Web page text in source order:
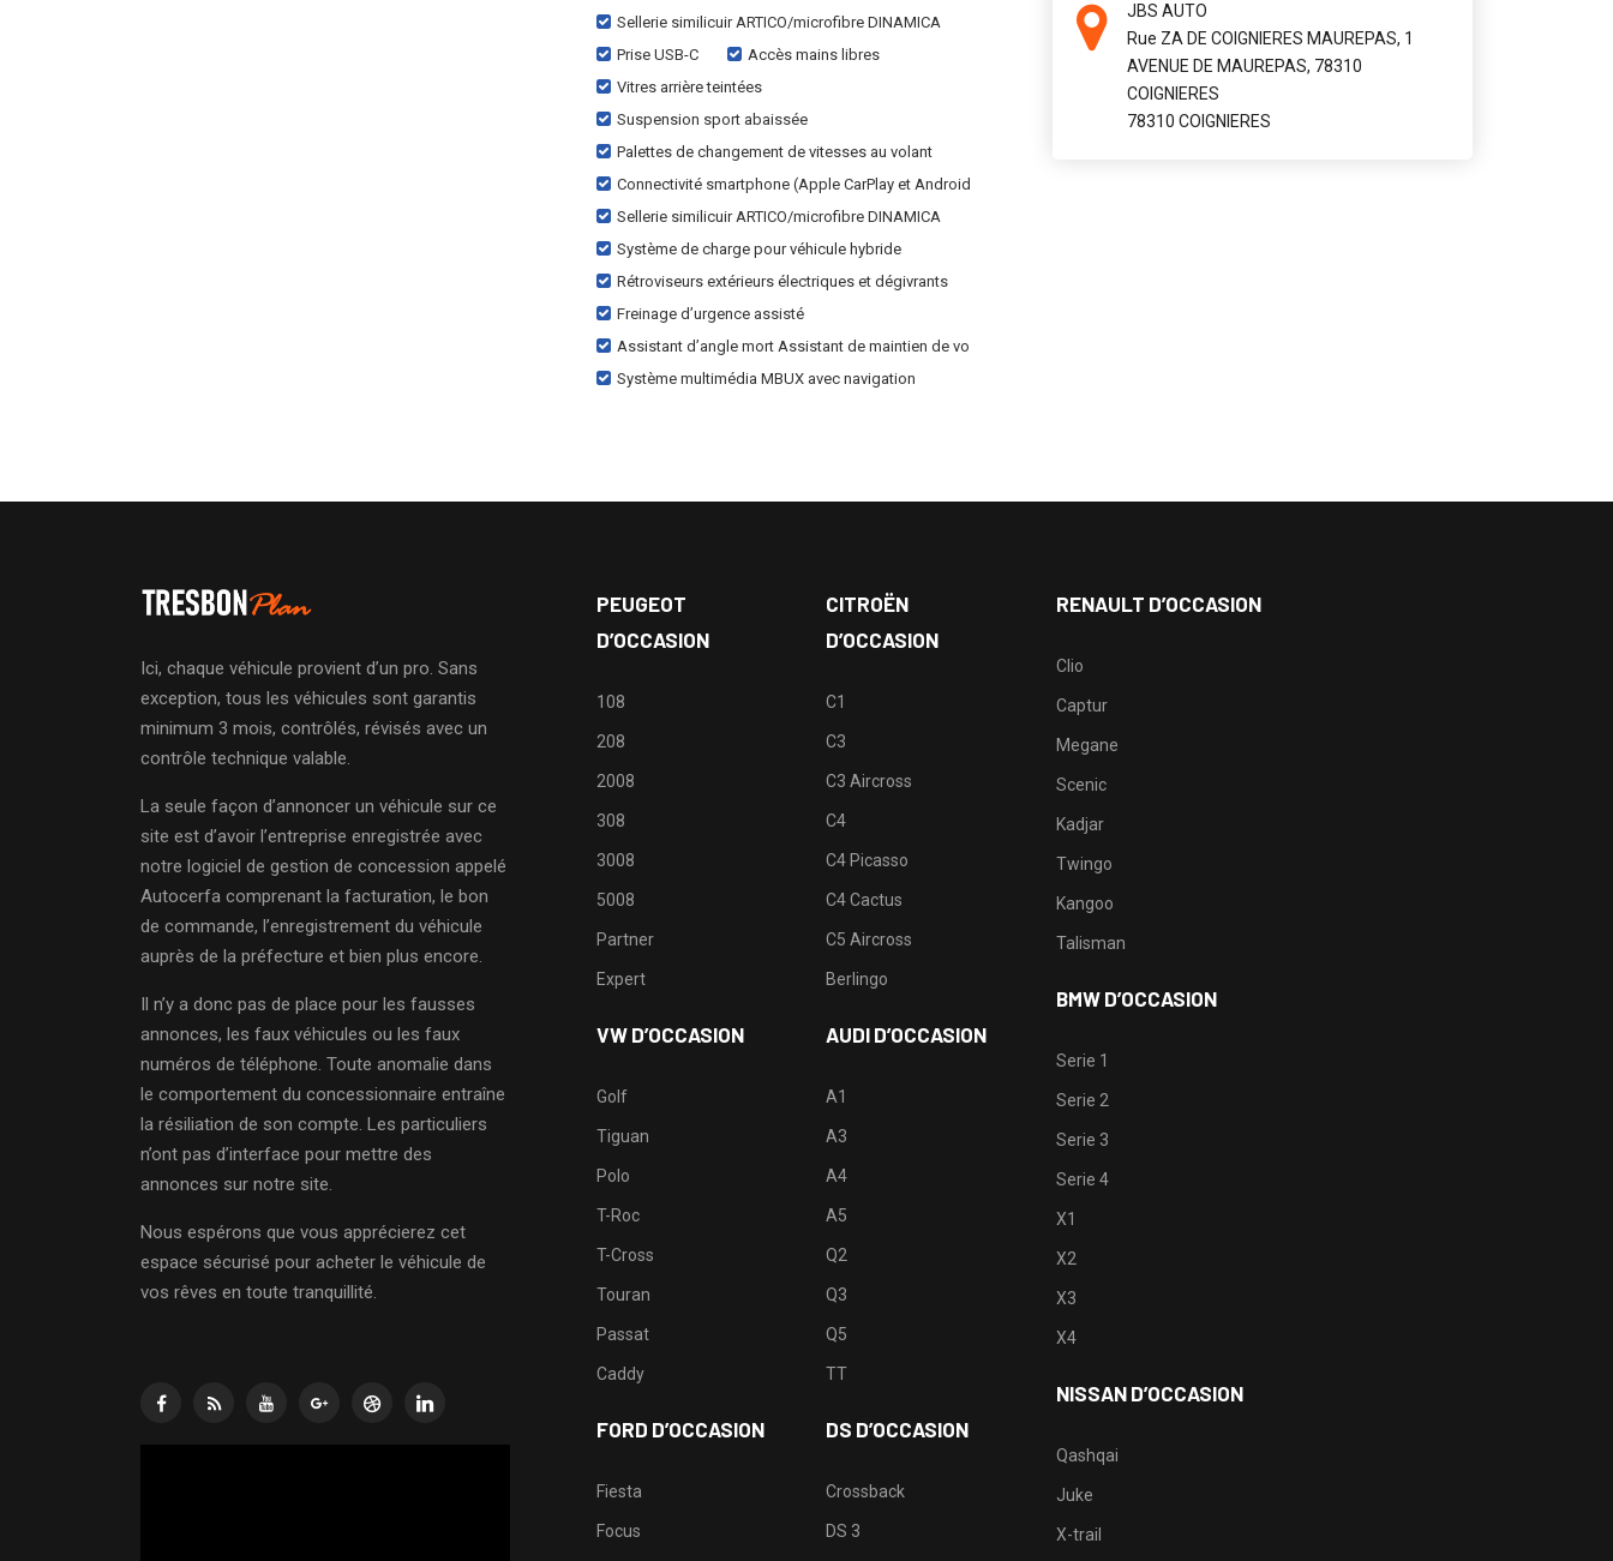
Sellerie similicuir ARTICO/microfibre DINAMICA
Prise USB-C
Accès mains libres
Vitres arrière teintées
Suspension sport abaissée
Palettes de changement de vitesses au volant
Connectivité smartphone (Apple CarPlay et Android
Sellerie similicuir ARTICO/microfibre DINAMICA
Système de charge pour véhicule hybride
Rétroviseurs extérieurs électriques et dégivrants
Freinage d’urgence assisté
Assistant d’angle mort Assistant de maintien de vo
Système multimédia MBUX avec navigation
JBS AUTO
Rue ZA DE COIGNIERES MAUREPAS, 1
AVENUE DE MAUREPAS, 78310
COIGNIERES
78310 COIGNIERES
Ici, chaque véhicule provient d’un pro. Sans
exception, tous les véhicules sont garantis
minimum 3 mois, contrôlés, révisés avec un
contrôle technique valable.
La seule façon d’annoncer un véhicule sur ce
site est d’avoir l’entreprise enregistrée avec
notre logiciel de gestion de concession appelé
Autocerfa comprenant la facturation, le bon
de commande, l’enregistrement du véhicule
auprès de la préfecture et bien plus encore.
Il n’y a donc pas de place pour les fausses
annonces, les faux véhicules ou les faux
numéros de téléphone. Toute anomalie dans
le comportement du concessionnaire entraîne
la résiliation de son compte. Les particuliers
n’ont pas d’interface pour mettre des
annonces sur notre site.
Nous espérons que vous apprécierez cet
espace sécurisé pour acheter le véhicule de
vos rêves en toute tranquillité.
PEUGEOT
D’OCCASION
108
208
2008
308
3008
5008
Partner
Expert
VW D’OCCASION
Golf
Tiguan
Polo
T-Roc
T-Cross
Touran
Passat
Caddy
FORD D’OCCASION
Fiesta
Focus
CITROËN
D’OCCASION
C1
C3
C3 Aircross
C4
C4 Picasso
C4 Cactus
C5 Aircross
Berlingo
AUDI D’OCCASION
A1
A3
A4
A5
Q2
Q3
Q5
TT
DS D’OCCASION
Crossback
DS 3
RENAULT D’OCCASION
Clio
Captur
Megane
Scenic
Kadjar
Twingo
Kangoo
Talisman
BMW D’OCCASION
Serie 1
Serie 2
Serie 3
Serie 4
X1
X2
X3
X4
NISSAN D’OCCASION
Qashqai
Juke
X-trail